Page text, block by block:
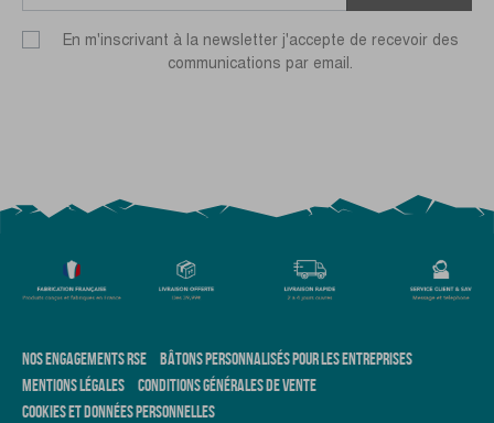
En m'inscrivant à la newsletter j'accepte de recevoir des
communications par email.
NOS ENGAGEMENTS RSE
BÂTONS PERSONNALISÉS POUR LES ENTREPRISES
MENTIONS LÉGALES
CONDITIONS GÉNÉRALES DE VENTE
COOKIES ET DONNÉES PERSONNELLES